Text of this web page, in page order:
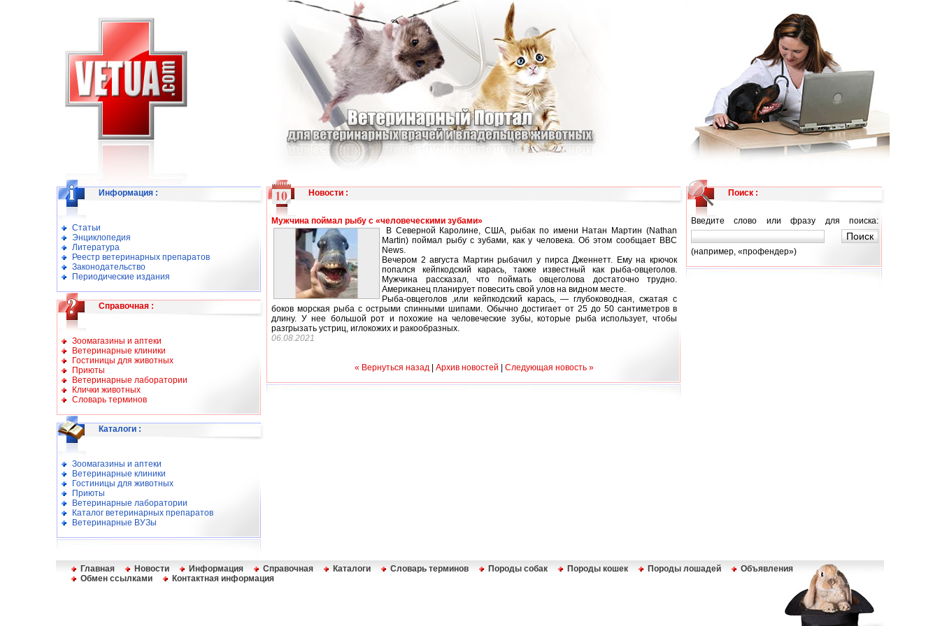
Информация :
Статьи
Энциклопедия
Литература
Реестр ветеринарных препаратов
Законодательство
Периодические издания
Справочная :
Зоомагазины и аптеки
Ветеринарные клиники
Гостиницы для животных
Приюты
Ветеринарные лаборатории
Клички животных
Словарь терминов
Каталоги :
Зоомагазины и аптеки
Ветеринарные клиники
Гостиницы для животных
Приюты
Ветеринарные лаборатории
Каталог ветеринарных препаратов
Ветеринарные ВУЗы
Новости :
Мужчина поймал рыбу с «человеческими зубами»
В Северной Каролине, США, рыбак по имени Натан Мартин (Nathan
Martin) поймал рыбу с зубами, как у человека. Об этом сообщает BBC
News.
Вечером 2 августа Мартин рыбачил у пирса Дженнетт. Ему на крючок
попался кейпкодский карась, также известный как рыба-овцеголов.
Мужчина рассказал, что поймать овцеголова достаточно трудно.
Американец планирует повесить свой улов на видном месте.
Рыба-овцеголов ,или кейпкодский карась, — глубоководная, сжатая с
боков морская рыба с острыми спинными шипами. Обычно достигает от 25 до 50 сантиметров в
длину. У нее большой рот и похожие на человеческие зубы, которые рыба использует, чтобы
разгрызать устриц, иглокожих и ракообразных.
06.08.2021
« Вернуться назад Архив новостей Следующая новость »
Поиск :
Введите слово или фразу для поиска:
(например, «профендер»)
Главная Новости Информация Справочная Каталоги Словарь терминов Породы собак Породы кошек Породы лошадей
Объявления
Обмен ссылками
Контактная информация